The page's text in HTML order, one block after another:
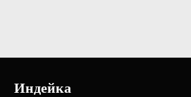
Индейка